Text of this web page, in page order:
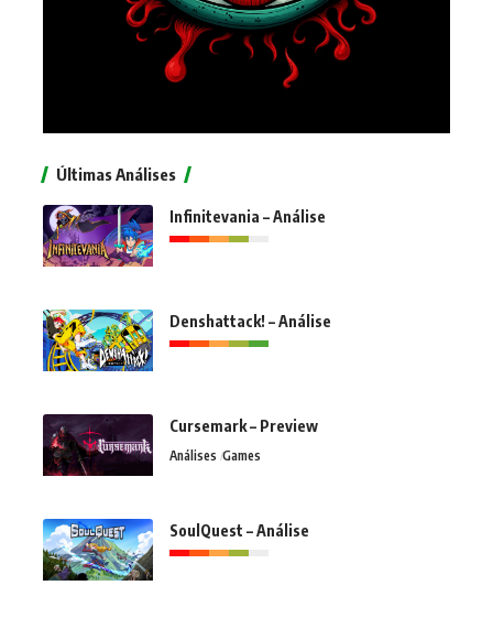
Últimas Análises
Infinitevania – Análise
Denshattack! – Análise
Cursemark – Preview
Análises Games
SoulQuest – Análise